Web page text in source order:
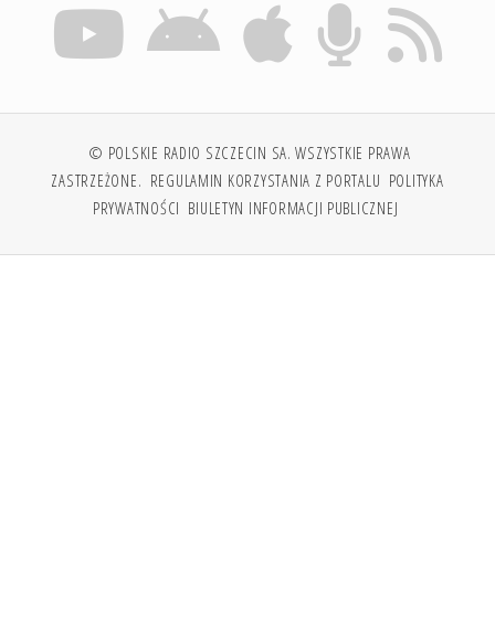
© POLSKIE RADIO SZCZECIN SA. WSZYSTKIE PRAWA
ZASTRZEŻONE. REGULAMIN KORZYSTANIA Z PORTALU POLITYKA
PRYWATNOŚCI BIULETYN INFORMACJI PUBLICZNEJ